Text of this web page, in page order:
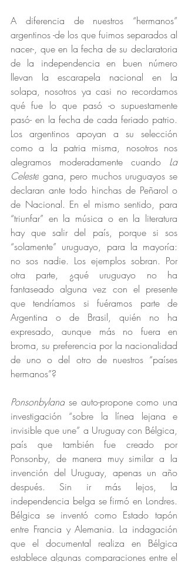
A diferencia de nuestros “hermanos”
argentinos -de los que fuimos separados al
nacer-, que en la fecha de su declaratoria
de la independencia en buen número
llevan la escarapela nacional en la
solapa, nosotros ya casi no recordamos
qué fue lo que pasó -o supuestamente
pasó- en la fecha de cada feriado patrio.
Los argentinos apoyan a su selección
como a la patria misma, nosotros nos
alegramos moderadamente cuando La
Celeste gana, pero muchos uruguayos se
declaran ante todo hinchas de Peñarol o
de Nacional. En el mismo sentido, para
“triunfar” en la música o en la literatura
hay que salir del país, porque si sos
“solamente” uruguayo, para la mayoría:
no sos nadie. Los ejemplos sobran. Por
otra parte, ¿qué uruguayo no ha
fantaseado alguna vez con el presente
que tendríamos si fuéramos parte de
Argentina o de Brasil, quién no ha
expresado, aunque más no fuera en
broma, su preferencia por la nacionalidad
de uno o del otro de nuestros “países
hermanos”?
Ponsonbyland se auto-propone como una
investigación “sobre la línea lejana e
invisible que une” a Uruguay con Bélgica,
país que también fue creado por
Ponsonby, de manera muy similar a la
invención del Uruguay, apenas un año
después. Sin ir más lejos, la
independencia belga se firmó en Londres.
Bélgica se inventó como Estado tapón
entre Francia y Alemania. La indagación
que el documental realiza en Bélgica
establece algunas comparaciones entre el